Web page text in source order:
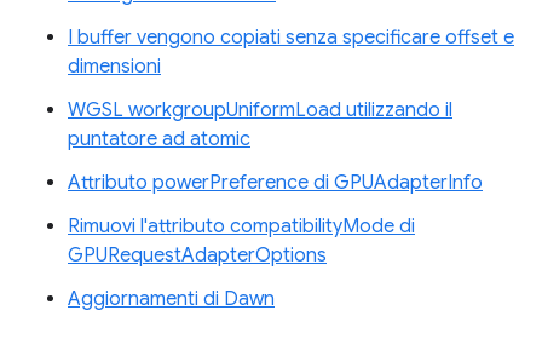
I buffer vengono copiati senza specificare offset e
dimensioni
WGSL workgroupUniformLoad utilizzando il
puntatore ad atomic
Attributo powerPreference di GPUAdapterInfo
Rimuovi l'attributo compatibilityMode di
GPURequestAdapterOptions
Aggiornamenti di Dawn